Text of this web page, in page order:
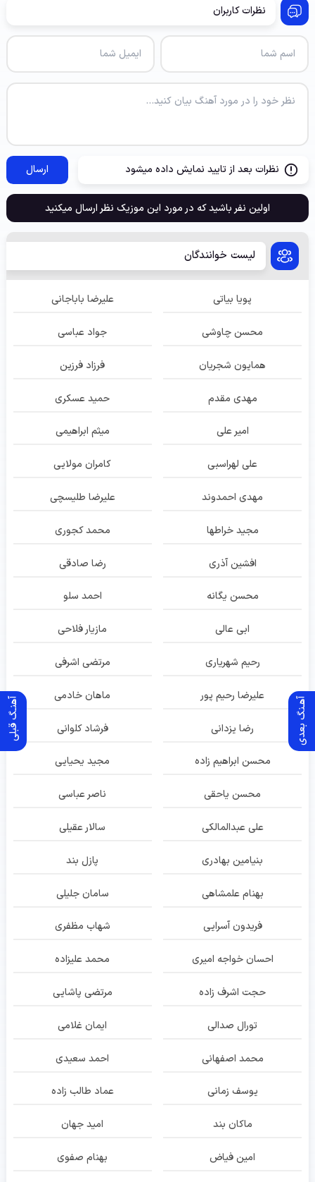
آهنـگ قبلی آهـنگ بعدی
نظرات کاربران
نظرات بعد از تایید نمایش داده میشود ارسال
اولین نفر باشید که در مورد این موزیک نظر ارسال میکنید
لیست خوانندگان
پویا بیاتی علیرضا باباجانی
محسن چاوشی جواد عباسی
همایون شجریان فرزاد فرزین
مهدی مقدم حمید عسکری
امیر علی میثم ابراهیمی
علی لهراسبی کامران مولایی
مهدی احمدوند علیرضا طلیسچی
مجید خراطها محمد کجوری
افشین آذری رضا صادقی
محسن یگانه احمد سلو
ابی عالی مازیار فلاحی
رحیم شهریاری مرتضی اشرفی
علیرضا رحیم پور ماهان خادمی
رضا یزدانی فرشاد کلوانی
محسن ابراهیم زاده مجید یحیایی
محسن یاحقی ناصر عباسی
علی عبدالمالکی سالار عقیلی
بنیامین بهادری پازل بند
بهنام علمشاهی سامان جلیلی
فریدون آسرایی شهاب مظفری
احسان خواجه امیری محمد علیزاده
حجت اشرف زاده مرتضی پاشایی
تورال صدالی ایمان غلامی
محمد اصفهانی احمد سعیدی
یوسف زمانی عماد طالب زاده
ماکان بند امید جهان
امین فیاض بهنام صفوی